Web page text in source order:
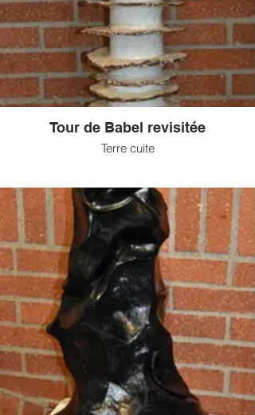
Tour de Babel revisitée
Terre cuite